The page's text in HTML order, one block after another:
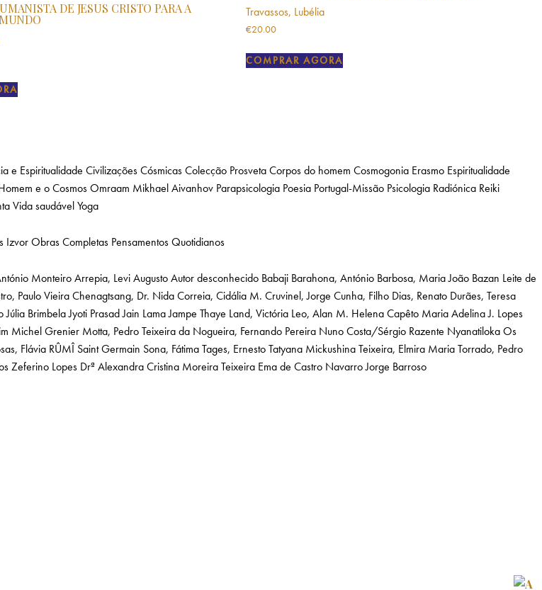
DE JESUS CRISTO PARA A
Travassos, Lubélia
€20.00
COMPRAR AGORA
e Espiritualidade Civilizações CósmicasColecção ProsvetaCorpos do homem Cosmogonia Erasmo Espiritualidade
e o CosmosOmraam Mikhael Aivanhov Parapsicologia Poesia Portugal-Missão Psicologia Radiónica Reiki
Vida saudávelYoga
IzvorObras Completas Pensamentos Quotidianos
MonteiroArrepia, Levi AugustoAutor desconhecido Babaji Barahona, António Barbosa, Maria João Bazan Leite de
Paulo VieiraChenagtsang, Dr. NidaCorreia, Cidália M. Cruvinel, Jorge Cunha, Filho Dias, Renato Durães, Teresa
Júlia BrimbelaJyoti Prasad Jain Lama Jampe Thaye Land, Victória Leo, Alan M. Helena Capêto Maria Adelina J. Lopes
Michel Grenier Motta, Pedro Teixeira da Nogueira, Fernando Pereira Nuno Costa/Sérgio Razente NyanatilokaOs
Flávia RÛMÎ Saint Germain Sona, FátimaTages, ErnestoTatyana MickushinaTeixeira, Elmira MariaTorrado, Pedro
Zeferino Lopes Drª Alexandra Cristina Moreira Teixeira Ema de Castro NavarroJorge Barroso